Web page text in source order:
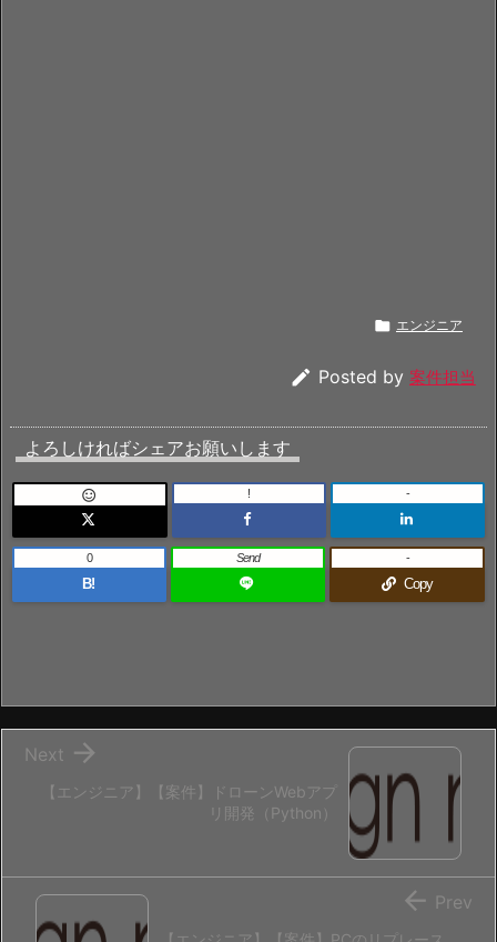
 エンジニア
 Posted by 案件担当
よろしければシェアお願いします
 ! -
B!
0 Send
Copy
-
【エンジニア】【案件】ドローンWebアプ
リ開発（Python）

Next
 Prev